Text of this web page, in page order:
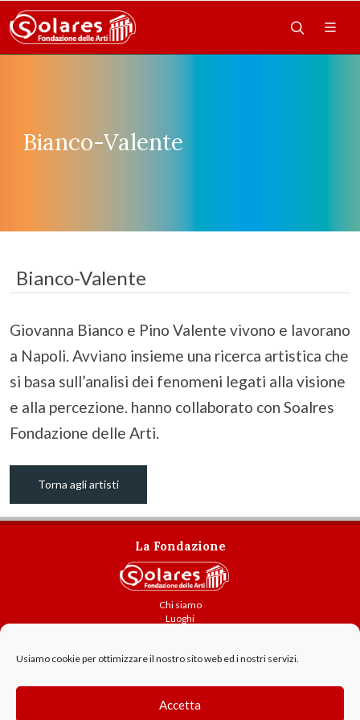
Usiamo cookie per ottimizzare il nostro sito web ed i nostri servizi.
Accetta
Bianco-Valente
Bianco-Valente
Giovanna Bianco e Pino Valente vivono e lavorano
a Napoli. Avviano insieme una ricerca artistica che
si basa sull’analisi dei fenomeni legati alla visione
e alla percezione. hanno collaborato con Soalres
Fondazione delle Arti.
Torna agli artisti
La Fondazione
Chi siamo
Luoghi
Contatti
Cookie Policy
GDPR - Privacy